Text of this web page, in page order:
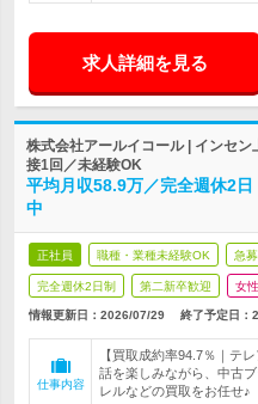
求人詳細を見る
株式会社アールイコール | インセ
接1回／未経験OK
平均月収58.9万／完全週休2
中
正社員 職種・業種未経験OK 急募
完全週休2日制 第二新卒歓迎 女
情報更新日：2026/07/29 終了予定日：
仕事内容
【買取成約率94.7％｜テ
話を楽しみながら、中古
レルなどの買取をお任せ♪